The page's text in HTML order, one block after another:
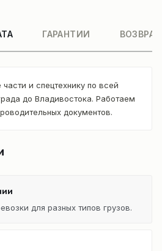
ГАРАНТИИ
и спецтехнику по всей
до Владивостока. Работаем
документов.
для разных типов грузов.